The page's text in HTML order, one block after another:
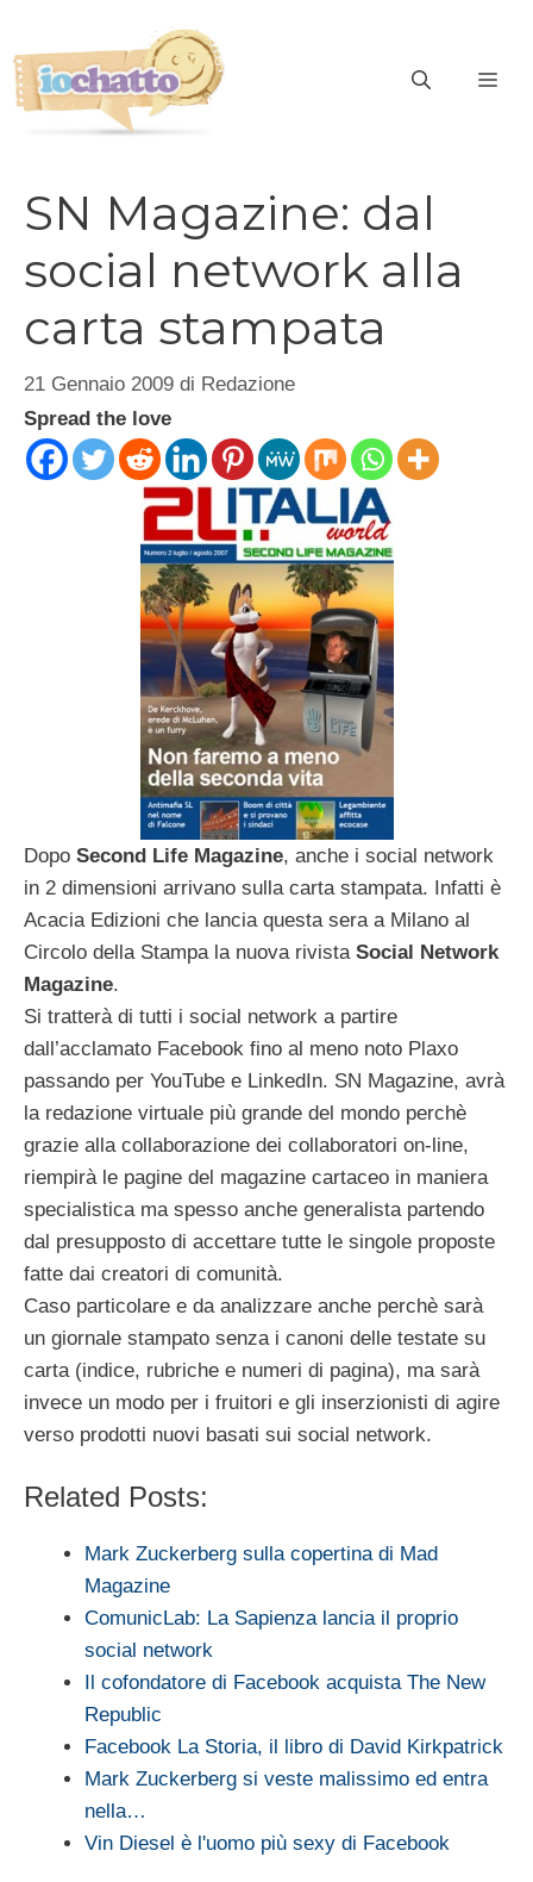
contenuto
SN Magazine: dal
social network alla
carta stampata
21 Gennaio 2009 di Redazione
Spread the love
Dopo Second Life Magazine, anche i social network
in 2 dimensioni arrivano sulla carta stampata. Infatti è
Acacia Edizioni che lancia questa sera a Milano al
Circolo della Stampa la nuova rivista Social Network
Magazine.
Si tratterà di tutti i social network a partire
dall’acclamato Facebook fino al meno noto Plaxo
passando per YouTube e LinkedIn. SN Magazine, avrà
la redazione virtuale più grande del mondo perchè
grazie alla collaborazione dei collaboratori on-line,
riempirà le pagine del magazine cartaceo in maniera
specialistica ma spesso anche generalista partendo
dal presupposto di accettare tutte le singole proposte
fatte dai creatori di comunità.
Caso particolare e da analizzare anche perchè sarà
un giornale stampato senza i canoni delle testate su
carta (indice, rubriche e numeri di pagina), ma sarà
invece un modo per i fruitori e gli inserzionisti di agire
verso prodotti nuovi basati sui social network.
Related Posts:
Mark Zuckerberg sulla copertina di Mad
Magazine
ComunicLab: La Sapienza lancia il proprio
social network
Il cofondatore di Facebook acquista The New
Republic
Facebook La Storia, il libro di David Kirkpatrick
Mark Zuckerberg si veste malissimo ed entra
nella…
Vin Diesel è l'uomo più sexy di Facebook